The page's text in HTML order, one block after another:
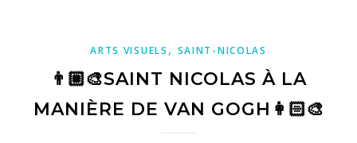
ARTS VISUELS , SAINT-NICOLAS
👨🏼‍🎨SAINT NICOLAS À LA
MANIÈRE DE VAN GOGH👩🏻‍🎨